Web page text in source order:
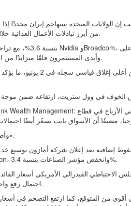
إن الولايات المتحدة ستهاجم إيران مجددًا
من أبرز تبادلات الأعمال العدائية خلال الشهرين الماضيين في الحرب بالشرق الأوسط.
مؤشر S&P 500. وأبدى المستثمرون قلقًا متزايدًا من ارتفاع تقييمات قطاع التكنولوجيا.
وأضاف: «ربما يستمر هذا الصراع حتى أواخر الصيف».
إضافية بعد إعلان شركة أمازون توسيع
إلى تراجع أسهم XPO وJ.B. Hunt وOld Dominion، وانخفض مؤشر الصناعات بنسبة 3.4%.
الفيدرالي الأمريكي أسعار
احتمال رفع واحد للفائدة بمقدار 25 نقطة أساس قبل نهاية العام.